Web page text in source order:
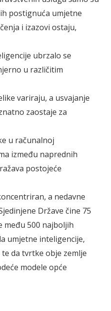
postignuća umjetne
i izazovi ostaju,
ubrzalo se
u različitim
variraju, a usvajanje
zaostaje za
u računalnoj
između naprednih
postojeće
a nedavne
Države čine 75
među 500 najboljih
umjetne inteligencije,
da tvrtke obje zemlje
modele opće